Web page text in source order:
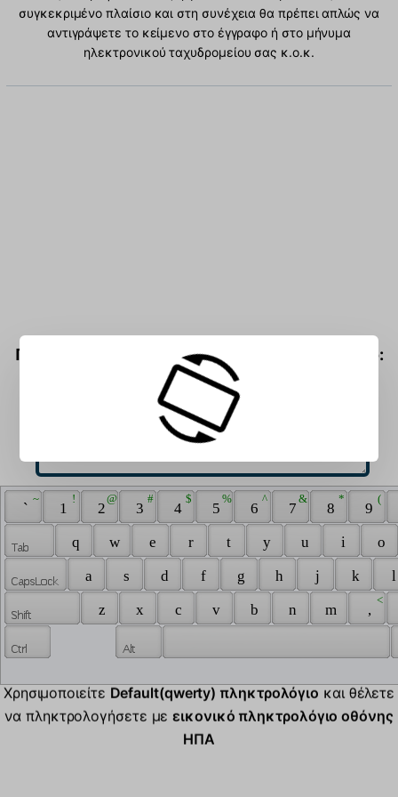
συγκεκριμένο πλαίσιο και στη συνέχεια θα πρέπει απλώς να
αντιγράψετε το κείμενο στο έγγραφο ή στο μήνυμα
ηλεκτρονικού ταχυδρομείου σας κ.ο.κ.
Πληκτρολογήστε ΗΠΑ χαρακτήρες στο πλαίσιο:
`
~
1
!
2
@
3
#
4
$
5
%
6
^
7
&
8
*
9
(
q w e r t y u i
o
a
s d f g h j k
z
x c v b n m ,
<
ΧρησιμοποιείτεDefault(qwerty) πληκτρολόγιοκαι θέλετε
να πληκτρολογήσετε με εικονικό πληκτρολόγιο οθόνης
ΗΠΑ